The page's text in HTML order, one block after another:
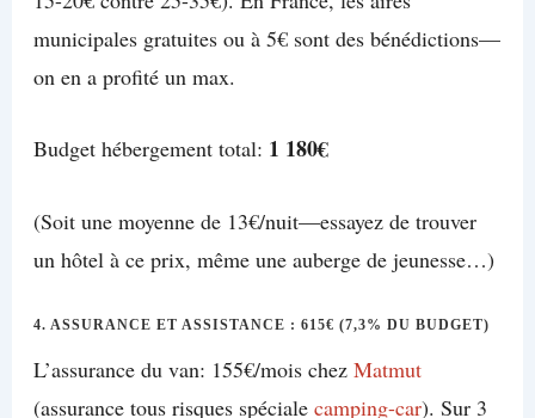
municipales gratuites ou à 5€ sont des bénédictions—
on en a profité un max.
Budget hébergement total: 1 180€
(Soit une moyenne de 13€/nuit—essayez de trouver
un hôtel à ce prix, même une auberge de jeunesse…)
4. ASSURANCE ET ASSISTANCE : 615€ (7,3% DU BUDGET)
L’assurance du van: 155€/mois chez Matmut
(assurance tous risques spéciale camping-car). Sur 3